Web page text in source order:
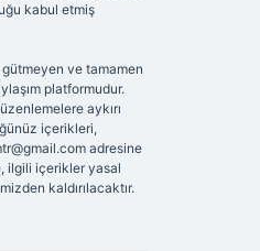
kabul etmiş
ve tamamen
platformudur.
aykırı
içerikleri,
adresine
ilgili içerikler yasal
kaldırılacaktır.